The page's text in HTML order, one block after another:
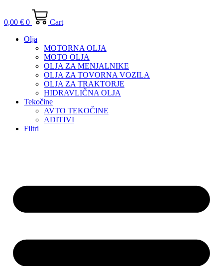
0,00 € 0
Cart
Olja
MOTORNA OLJA
MOTO OLJA
OLJA ZA MENJALNIKE
OLJA ZA TOVORNA VOZILA
OLJA ZA TRAKTORJE
HIDRAVLIČNA OLJA
Tekočine
AVTO TEKOČINE
ADITIVI
Filtri